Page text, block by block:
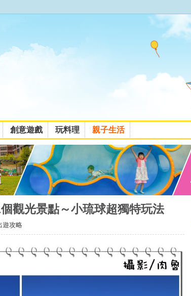
創意遊戲 玩料理 親子生活
觀光景點～小琉球超獨特玩法
遊攻略